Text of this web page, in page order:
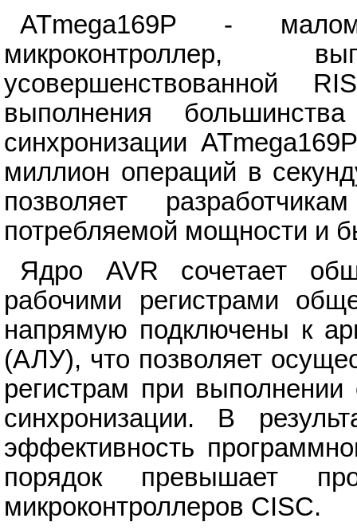
ATmega169P -
микроконтроллер,
усовершенствованной
выполнения
синхронизации
миллион операций в
позволяет
потребляемой мощности и
Ядро AVR сочетает
рабочими регистрами
напрямую подключены к
(АЛУ), что позволяет
регистрам при
синхронизации. В
эффективность
порядок превышает
микроконтроллеров CISC.